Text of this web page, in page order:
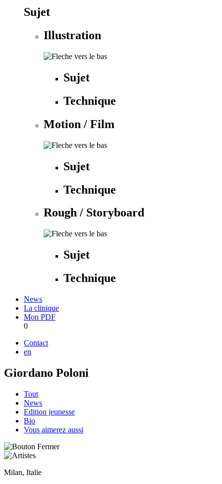
Sujet
Illustration
Sujet
Technique
Motion / Film
Sujet
Technique
Rough / Storyboard
Sujet
Technique
News
La clinique
Mon PDF
0
Contact
en
Giordano Poloni
Tout
News
Edition jeunesse
Bio
Vous aimerez aussi
Milan, Italie